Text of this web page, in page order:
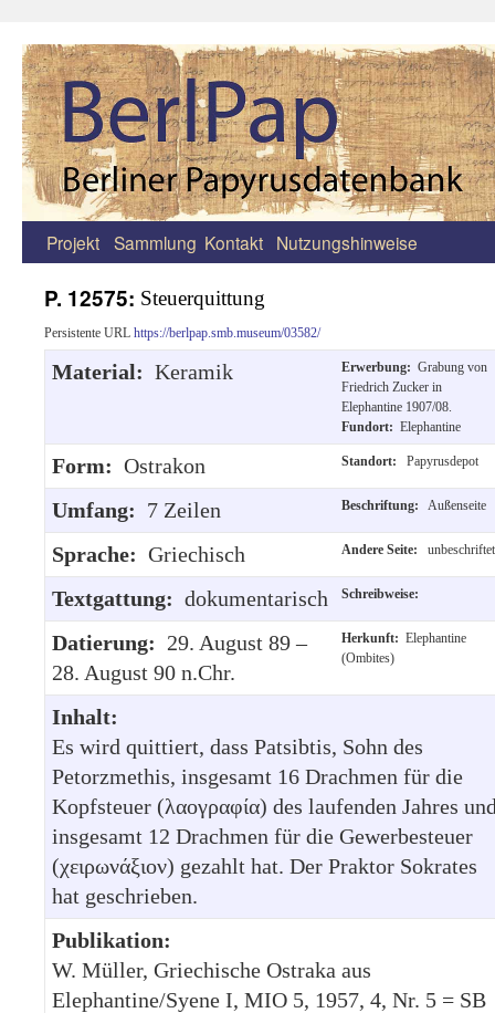
Zum
springen
Projekt Sammlung Kontakt Nutzungshinweise
P. 12575: Steuerquittung
Persistente URL https://berlpap.smb.museum/03582/
Material: Keramik Erwerbung: Grabung von
Friedrich Zucker in
Elephantine 1907/08.
Fundort: Elephantine
Form: Ostrakon Standort: Papyrusdepot
Umfang: 7 Zeilen Beschriftung: Außenseite
Sprache: Griechisch Andere Seite: unbeschriftet
Textgattung: dokumentarisch Schreibweise:
Datierung: 29. August 89 –
28. August 90 n.Chr.
Herkunft: Elephantine
(Ombites)
Inhalt:
Es wird quittiert, dass Patsibtis, Sohn des
Petorzmethis, insgesamt 16 Drachmen für die
Kopfsteuer (λαογραφία) des laufenden Jahres
insgesamt 12 Drachmen für die Gewerbesteuer
(χειρωνάξιον) gezahlt hat. Der Praktor Sokrates
hat geschrieben.
Publikation:
W. Müller, Griechische Ostraka aus
Elephantine/Syene I, MIO 5, 1957, 4, Nr. 5 = SB